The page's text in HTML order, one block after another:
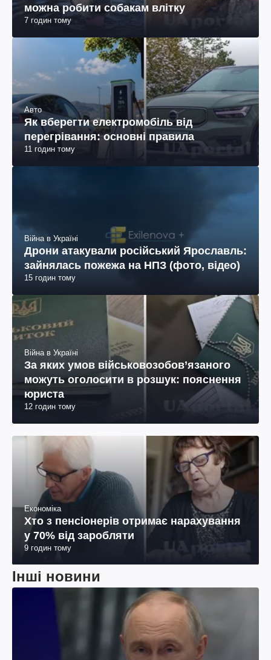
можна робити собакам влітку
7 годин тому
Авто
Як вберегти електромобіль від
перегрівання: основні правила
11 годин тому
Війна в Україні
Дрони атакували російський Ярославль:
зайнялась пожежа на НПЗ (фото, відео)
15 годин тому
Війна в Україні
За яких умов військовозобов’язаного
можуть оголосити в розшук: пояснення
юриста
12 годин тому
Економіка
Хто з пенсіонерів отримає нарахування
у 70% від заробляти
9 годин тому
Інші новини